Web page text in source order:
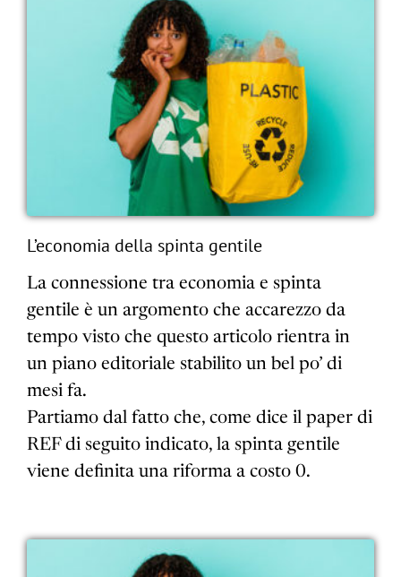
L’economia della spinta gentile
La connessione tra economia e spinta
gentile è un argomento che accarezzo da
tempo visto che questo articolo rientra in
un piano editoriale stabilito un bel po’ di
mesi fa.
Partiamo dal fatto che, come dice il paper di
REF di seguito indicato, la spinta gentile
viene definita una riforma a costo 0.